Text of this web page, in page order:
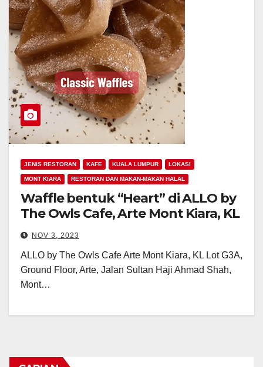
JENIS RESTORAN KAFE KUALA LUMPUR LOKASI
MONT KIARA RESTORAN DAN MAKAN-MAKAN HALAL
Waffle bentuk “Heart” di ALLO by
The Owls Cafe, Arte Mont Kiara, KL
NOV 3, 2023
ALLO by The Owls Cafe Arte Mont Kiara, KL Lot G3A,
Ground Floor, Arte, Jalan Sultan Haji Ahmad Shah,
Mont…